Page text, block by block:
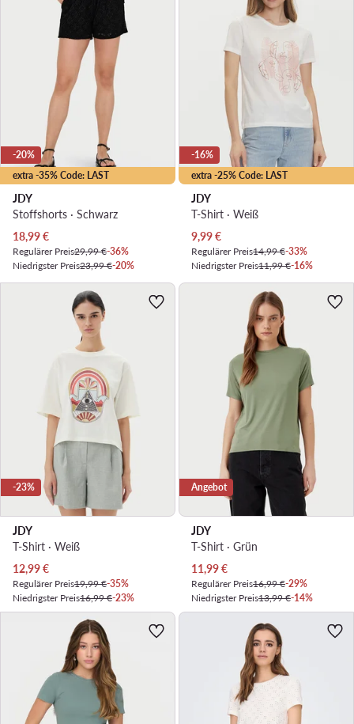
extra -35% Code: LAST
-20%
JDY
Stoffshorts · Schwarz
Aktueller Preis
18,99€
Regulärer Preis29,99 €-36%
Niedrigster Preis23,99 €-20%
extra -25% Code: LAST
-16%
JDY
T-Shirt · Weiß
Aktueller Preis
9,99€
Regulärer Preis14,99 €-33%
Niedrigster Preis11,99 €-16%
-23%
JDY
T-Shirt · Weiß
Aktueller Preis
12,99€
Regulärer Preis19,99 €-35%
Niedrigster Preis16,99 €-23%
Angebot
JDY
T-Shirt · Grün
Aktueller Preis
11,99€
Regulärer Preis16,99 €-29%
Niedrigster Preis13,99 €-14%